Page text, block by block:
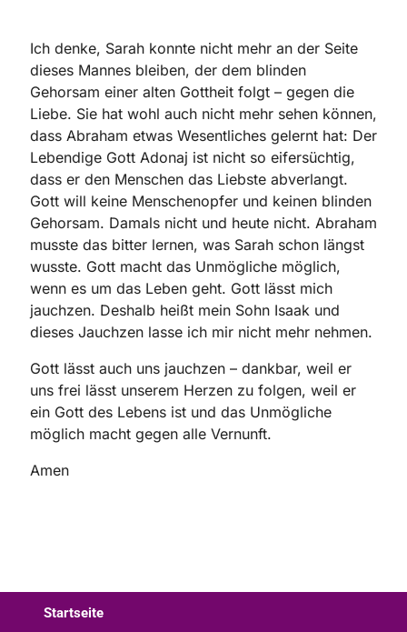
Ich denke, Sarah konnte nicht mehr an der Seite
dieses Mannes bleiben, der dem blinden
Gehorsam einer alten Gottheit folgt – gegen die
Liebe. Sie hat wohl auch nicht mehr sehen können,
dass Abraham etwas Wesentliches gelernt hat: Der
Lebendige Gott Adonaj ist nicht so eifersüchtig,
dass er den Menschen das Liebste abverlangt.
Gott will keine Menschenopfer und keinen blinden
Gehorsam. Damals nicht und heute nicht. Abraham
musste das bitter lernen, was Sarah schon längst
wusste. Gott macht das Unmögliche möglich,
wenn es um das Leben geht. Gott lässt mich
jauchzen. Deshalb heißt mein Sohn Isaak und
dieses Jauchzen lasse ich mir nicht mehr nehmen.
Gott lässt auch uns jauchzen – dankbar, weil er
uns frei lässt unserem Herzen zu folgen, weil er
ein Gott des Lebens ist und das Unmögliche
möglich macht gegen alle Vernunft.
Amen
Startseite